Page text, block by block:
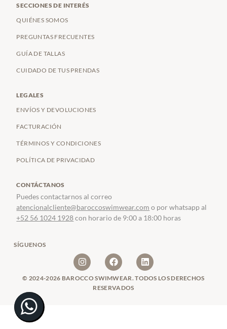
SECCIONES DE INTERÉS
QUIÉNES SOMOS
PREGUNTAS FRECUENTES
GUÍA DE TALLAS
CUIDADO DE TUS PRENDAS
LEGALES
ENVÍOS Y DEVOLUCIONES
FACTURACIÓN
TÉRMINOS Y CONDICIONES
POLÍTICA DE PRIVACIDAD
CONTÁCTANOS
Puedes contactarnos al correo
atencionalcliente@baroccoswimwear.com o por whatsapp al
+52 56 1024 1928con horario de 9:00 a 18:00 horas
SÍGUENOS
© 2024-2026 BAROCCO SWIMWEAR. TODOS LOS DERECHOS
RESERVADOS